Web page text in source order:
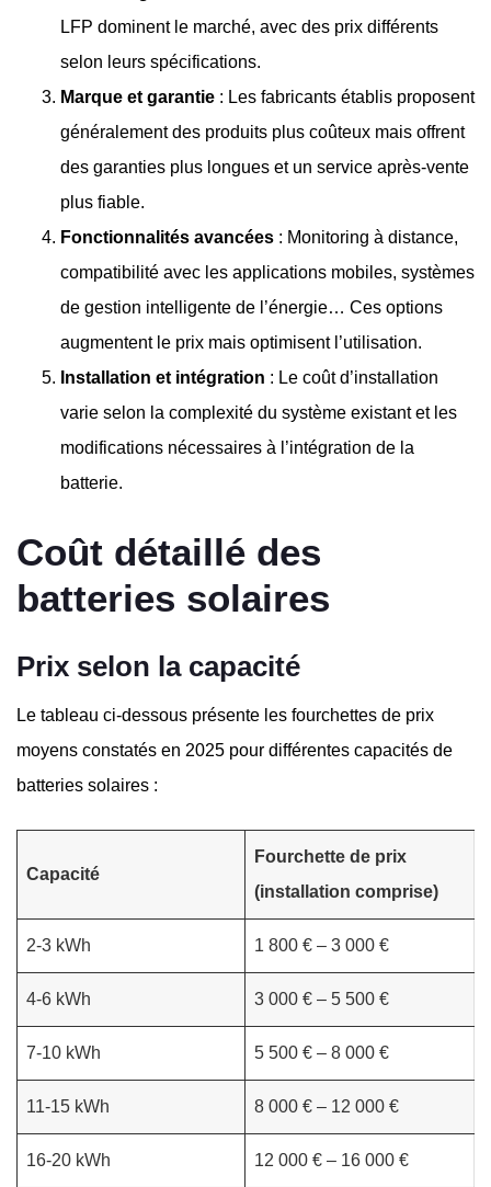
LFP dominent le marché, avec des prix différents
selon leurs spécifications.
Marque et garantie : Les fabricants établis proposent
généralement des produits plus coûteux mais offrent
des garanties plus longues et un service après-vente
plus fiable.
Fonctionnalités avancées : Monitoring à distance,
compatibilité avec les applications mobiles, systèmes
de gestion intelligente de l’énergie… Ces options
augmentent le prix mais optimisent l’utilisation.
Installation et intégration : Le coût d’installation
varie selon la complexité du système existant et les
modifications nécessaires à l’intégration de la
batterie.
Coût détaillé des
batteries solaires
Prix selon la capacité
Le tableau ci-dessous présente les fourchettes de prix
moyens constatés en 2025 pour différentes capacités de
batteries solaires :
Capacité
Fourchette de prix
(installation comprise)
2-3 kWh 1 800 € – 3 000 €
4-6 kWh 3 000 € – 5 500 €
7-10 kWh 5 500 € – 8 000 €
11-15 kWh 8 000 € – 12 000 €
16-20 kWh 12 000 € – 16 000 €